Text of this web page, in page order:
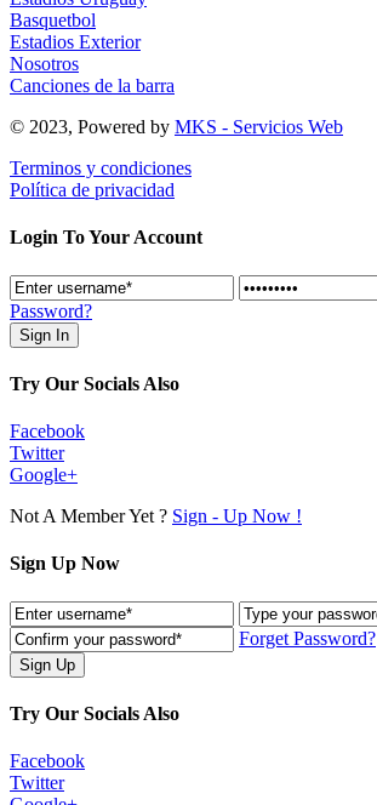
Basquetbol
Estadios Exterior
Nosotros
Canciones de la barra
© 2023, Powered by MKS - Servicios Web
Terminos y condiciones
Política de privacidad
Login To Your Account
Password?
Try Our Socials Also
Facebook
Twitter
Google+
Not A Member Yet ? Sign - Up Now !
Sign Up Now
Forget Password?
Try Our Socials Also
Facebook
Twitter